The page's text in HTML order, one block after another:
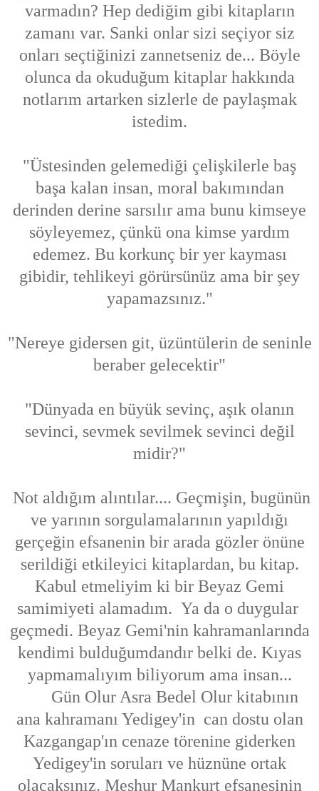
varmadın? Hep dediğim gibi kitapların
zamanı var. Sanki onlar sizi seçiyor siz
onları seçtiğinizi zannetseniz de... Böyle
olunca da okuduğum kitaplar hakkında
notlarım artarken sizlerle de paylaşmak
istedim.
"Üstesinden gelemediği çelişkilerle baş
başa kalan insan, moral bakımından
derinden derine sarsılır ama bunu kimseye
söyleyemez, çünkü ona kimse yardım
edemez. Bu korkunç bir yer kayması
gibidir, tehlikeyi görürsünüz ama bir şey
yapamazsınız."
"Nereye gidersen git, üzüntülerin de seninle
beraber gelecektir"
"Dünyada en büyük sevinç, aşık olanın
sevinci, sevmek sevilmek sevinci değil
midir?"
Not aldığım alıntılar.... Geçmişin, bugünün
ve yarının sorgulamalarının yapıldığı
gerçeğin efsanenin bir arada gözler önüne
serildiği etkileyici kitaplardan, bu kitap.
Kabul etmeliyim ki bir Beyaz Gemi
samimiyeti alamadım. Ya da o duygular
geçmedi. Beyaz Gemi'nin kahramanlarında
kendimi bulduğumdandır belki de. Kıyas
yapmamalıyım biliyorum ama insan...
Gün Olur Asra Bedel Olur kitabının
ana kahramanı Yedigey'in can dostu olan
Kazgangap'ın cenaze törenine giderken
Yedigey'in soruları ve hüznüne ortak
olacaksınız. Meşhur Mankurt efsanesinin